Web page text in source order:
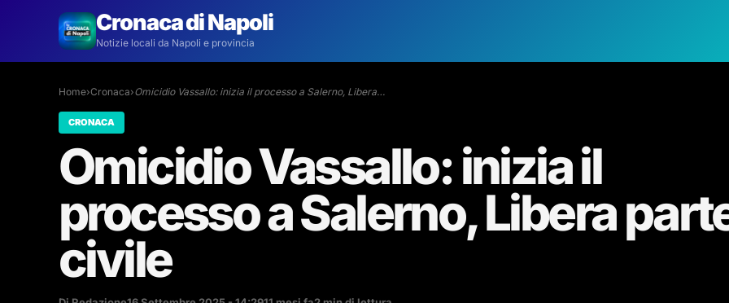
Cronaca di Napoli
Notizie locali da Napoli e provincia
Home›Cronaca›Omicidio Vassallo: inizia il processo a Salerno, Libera…
CRONACA
Omicidio Vassallo: inizia il
processo a Salerno, Libera
civile